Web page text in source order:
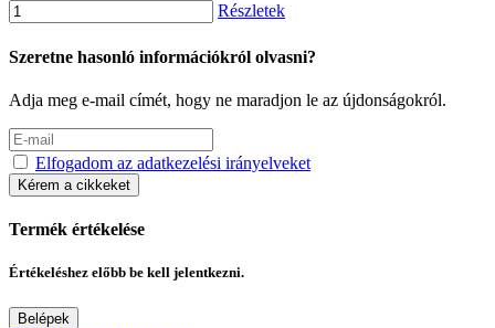
Részletek
Szeretne hasonló információkról olvasni?
Adja meg e-mail címét, hogy ne maradjon le az újdonságokról.
Elfogadom az adatkezelési irányelveket
Kérem a cikkeket
Termék értékelése
Értékeléshez előbb be kell jelentkezni.
Belépek